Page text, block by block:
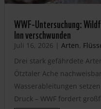
WWF-Untersuchung:
Inn verschwunden
Juli 16, 2026 | Arten,
Drei stark gefährdete
Ötztaler Ache
Wasserableitungen
Druck – WWF fordert